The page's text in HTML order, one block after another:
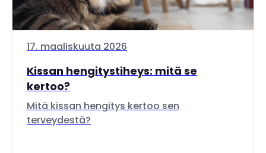
17. maaliskuuta 2026
Kissan hengitystiheys: mitä se
kertoo?
Mitä kissan hengitys kertoo sen
terveydestä?